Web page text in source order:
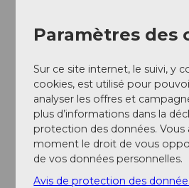
Familles
Offre individuelle
Tour
l'exercice mental
Paramètres des
Sur ce site internet, le suivi, y
cookies, est utilisé pour
analyser les offres et
plus d’informations dans la
protection des données. Vous
moment le droit de vous
de vos données personnelles.
Avis de protection des